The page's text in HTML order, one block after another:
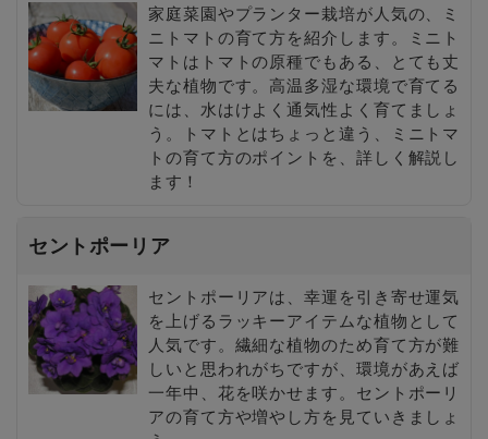
家庭菜園やプランター栽培が人気の、ミ
ニトマトの育て方を紹介します。ミニト
マトはトマトの原種でもある、とても丈
夫な植物です。高温多湿な環境で育てる
には、水はけよく通気性よく育てましょ
う。トマトとはちょっと違う、ミニトマ
トの育て方のポイントを、詳しく解説し
ます！
セントポーリア
セントポーリアは、幸運を引き寄せ運気
を上げるラッキーアイテムな植物として
人気です。繊細な植物のため育て方が難
しいと思われがちですが、環境があえば
一年中、花を咲かせます。セントポーリ
アの育て方や増やし方を見ていきましょ